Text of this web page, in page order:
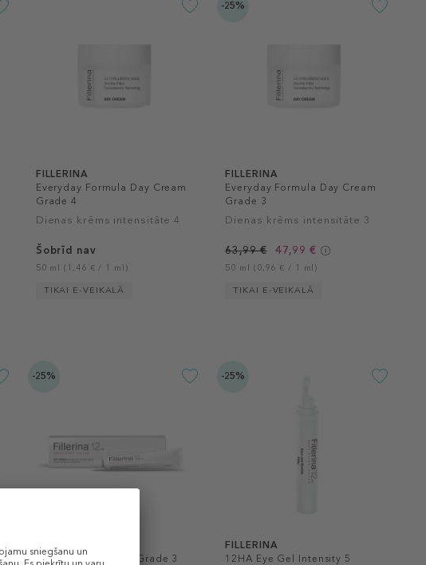
FILLERINA
Everyday Formula Day Cream
Grade 4
Dienas krēms intensitāte 4
Šobrīd nav
50 ml (1,46 € / 1 ml)
TIKAI E-VEIKALĀ
-25%
FILLERINA
Everyday Formula Day Cream
Grade 3
Dienas krēms intensitāte 3
63,99 € 47,99 €
50 ml (0,96 € / 1 ml)
TIKAI E-VEIKALĀ
-25%
12 HA Day Cream - Grade 3
-25%
FILLERINA
12HA Eye Gel Intensity 5